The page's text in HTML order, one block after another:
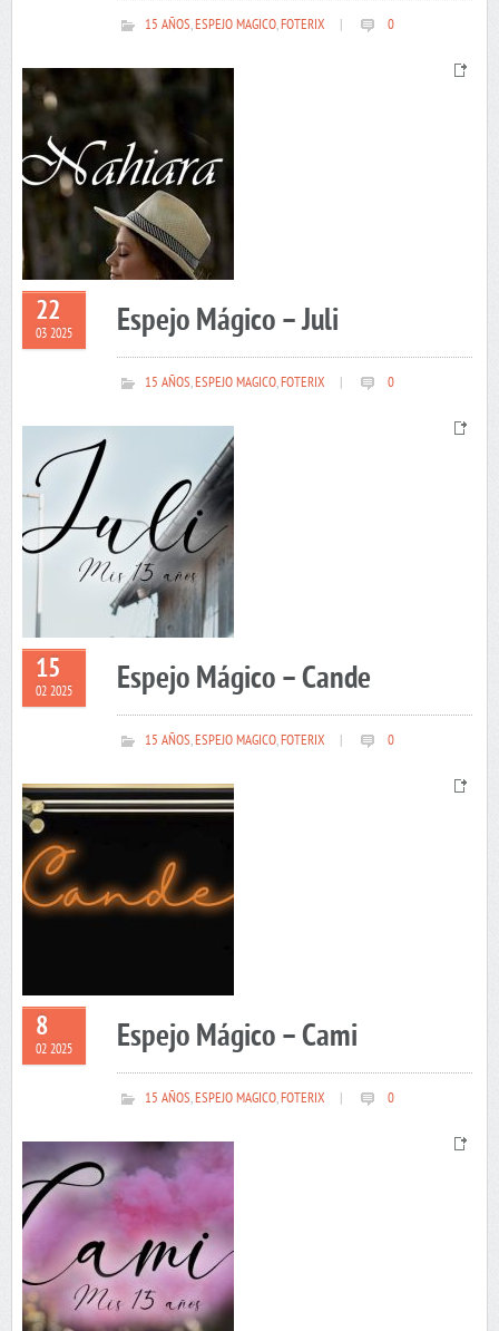
15 AÑOS,ESPEJO MAGICO,FOTERIX 0
22
03 2025 Espejo Mágico – Juli
15 AÑOS,ESPEJO MAGICO,FOTERIX 0
15
02 2025 Espejo Mágico – Cande
15 AÑOS,ESPEJO MAGICO,FOTERIX 0
8
02 2025 Espejo Mágico – Cami
15 AÑOS,ESPEJO MAGICO,FOTERIX 0